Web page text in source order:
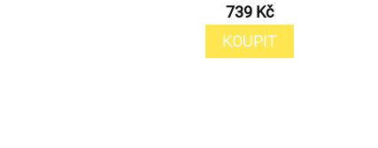
739 Kč
KOUPIT